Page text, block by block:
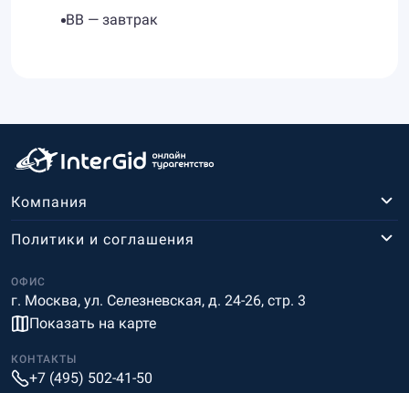
BB — завтрак
Компания
ОФИС
г. Москва, ул. Селезневская, д. 24-26, стр. 3
Показать на карте
Политики и соглашения
КОНТАКТЫ
+7 (495) 502-41-50